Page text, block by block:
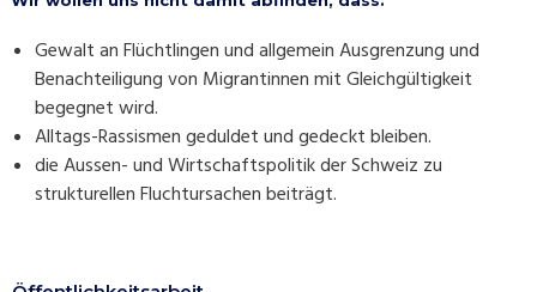
Gewalt an Flüchtlingen und allgemein Ausgrenzung und
Benachteiligung von Migrantinnen mit Gleichgültigkeit
begegnet wird.
Alltags-Rassismen geduldet und gedeckt bleiben.
die Aussen- und Wirtschaftspolitik der Schweiz zu
strukturellen Fluchtursachen beiträgt.